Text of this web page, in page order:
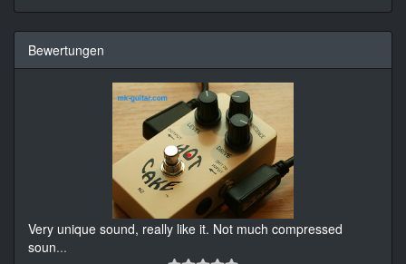
Bewertungen
Very unique sound, really like it. Not much compressed
soun...